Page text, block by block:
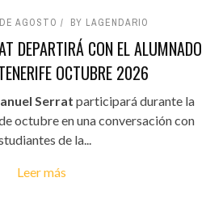
AGOSTO BY LAGENDARIO
DEPARTIRÁ CON EL ALUMNADO
OCTUBRE 2026
Serrat participará durante la
octubre en una conversación con
de la...
Leer más